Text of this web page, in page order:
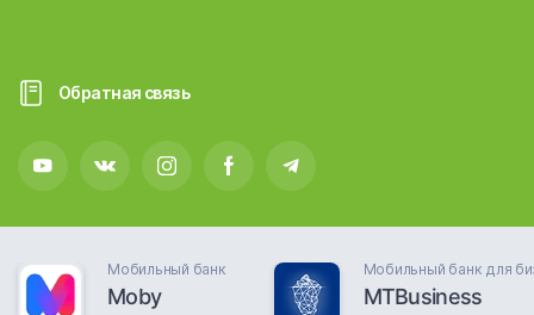
Обратная связь
Мобильный банк
Moby
Мобильный банк для
MTBusiness